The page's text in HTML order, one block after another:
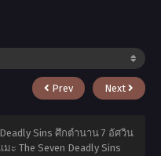
Prev Next
Sins ศึกตำนาน 7 อัศวิน
The Seven Deadly Sins